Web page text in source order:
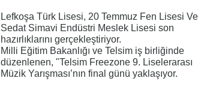
Lefkoşa Türk Lisesi, 20 Temmuz Fen Lisesi Ve
Sedat Simavi Endüstri Meslek Lisesi son
hazırlıklarını gerçekleştiriyor.
Milli Eğitim Bakanlığı ve Telsim iş birliğinde
düzenlenen, "Telsim Freezone 9. Liselerarası
Müzik Yarışması’nın final günü yaklaşıyor.